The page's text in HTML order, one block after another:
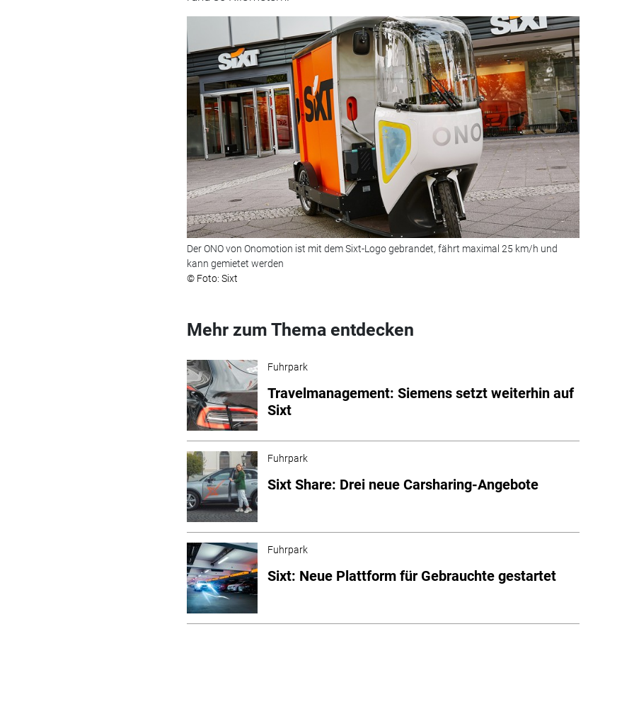
Der ONO von Onomotion ist mit dem Sixt-Logo gebrandet, fährt maximal 25 km/h und
kann gemietet werden
© Foto: Sixt
Mehr zum Thema entdecken
Fuhrpark
Travelmanagement: Siemens setzt weiterhin auf
Sixt
Fuhrpark
Sixt Share: Drei neue Carsharing-Angebote
Fuhrpark
Sixt: Neue Plattform für Gebrauchte gestartet